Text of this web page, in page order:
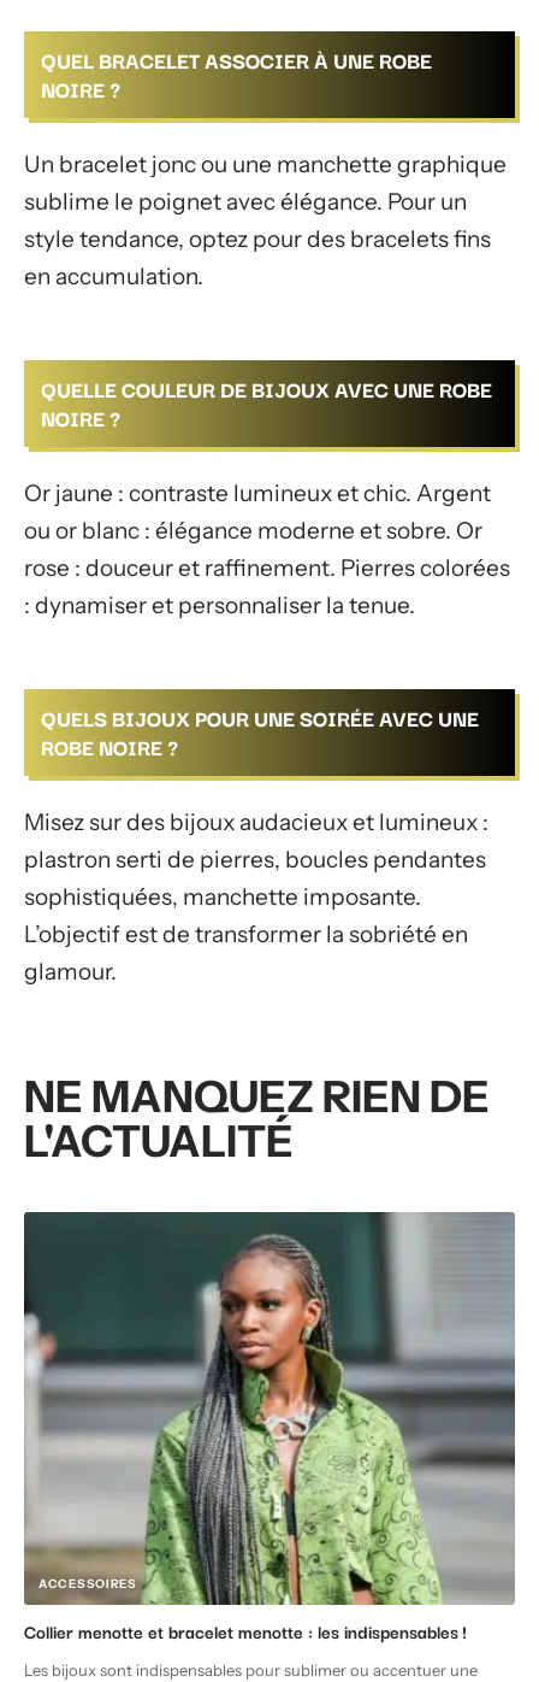
QUEL BRACELET ASSOCIER À UNE ROBE
NOIRE ?
Un bracelet jonc ou une manchette graphique
sublime le poignet avec élégance. Pour un
style tendance, optez pour des bracelets fins
en accumulation.
QUELLE COULEUR DE BIJOUX AVEC UNE ROBE
NOIRE ?
Or jaune : contraste lumineux et chic. Argent
ou or blanc : élégance moderne et sobre. Or
rose : douceur et raffinement. Pierres colorées
: dynamiser et personnaliser la tenue.
QUELS BIJOUX POUR UNE SOIRÉE AVEC UNE
ROBE NOIRE ?
Misez sur des bijoux audacieux et lumineux :
plastron serti de pierres, boucles pendantes
sophistiquées, manchette imposante.
L’objectif est de transformer la sobriété en
glamour.
NE MANQUEZ RIEN DE
L'ACTUALITÉ
ACCESSOIRES
Collier menotte et bracelet menotte : les indispensables !
Les bijoux sont indispensables pour sublimer ou accentuer une